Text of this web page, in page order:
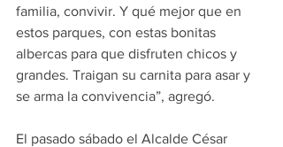
familia, convivir. Y qué mejor que en
estos parques, con estas bonitas
albercas para que disfruten chicos y
grandes. Traigan su carnita para asar y
se arma la convivencia”, agregó.
El pasado sábado el Alcalde César